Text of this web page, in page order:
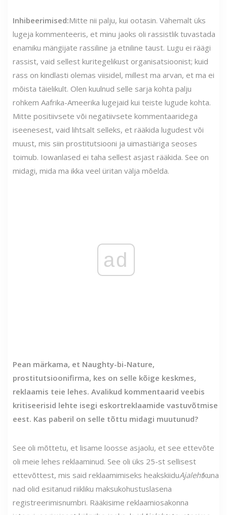
Inhibeerimised:Mitte nii palju, kui ootasin. Vähemalt üks
lugeja kommenteeris, et minu jaoks oli rassistlik tuvastada
enamiku mängijate rassiline ja etniline taust. Lugu ei räägi
rassist, vaid sellest kuritegelikust organisatsioonist; kuid
rass on kindlasti olemas viisidel, millest ma arvan, et ma ei
mõista täielikult. Olen kuulnud selle sarja kohta palju
rohkem Aafrika-Ameerika lugejaid kui teiste lugude kohta.
Mitte positiivsete või negatiivsete kommentaaridega
iseenesest, vaid lihtsalt selleks, et rääkida lugudest või
muust, mis siin prostitutsiooni ja uimastiäriga seoses
toimub. Iowanlased ei taha sellest asjast rääkida. See on
midagi, mida ma ikka veel üritan välja mõelda.
ad
Pean märkama, et Naughty-bi-Nature,
prostitutsioonifirma, kes on selle kõige keskmes,
reklaamis teie lehes. Avalikud kommentaarid veebis
kritiseerisid lehte isegi eskortreklaamide vastuvõtmise
eest. Kas paberil on selle tõttu midagi muutunud?
See oli mõttetu, et lisame loosse asjaolu, et see ettevõte
oli meie lehes reklaaminud. See oli üks 25-st sellisest
ettevõttest, mis said reklaamimiseks heakskiiduAjalehtkuna
nad olid esitanud riikliku maksukohustuslasena
registreerimisnumbri. Rääkisime reklaamiosakonna